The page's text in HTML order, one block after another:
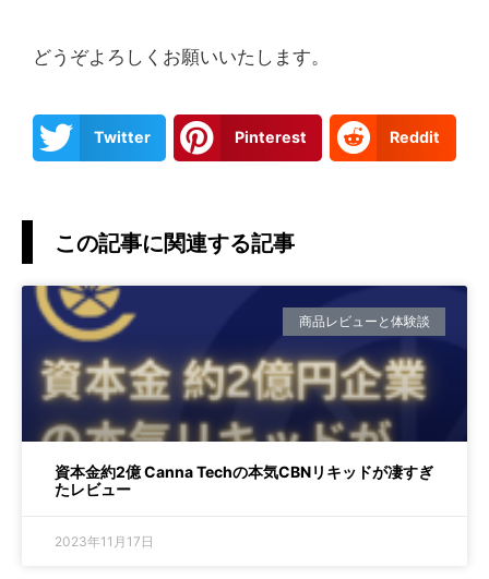
どうぞよろしくお願いいたします。
Twitter Pinterest Reddit
この記事に関連する記事
商品レビューと体験談
資本金約2億 Canna Techの本気CBNリキッドが凄すぎ
たレビュー
2023年11月17日